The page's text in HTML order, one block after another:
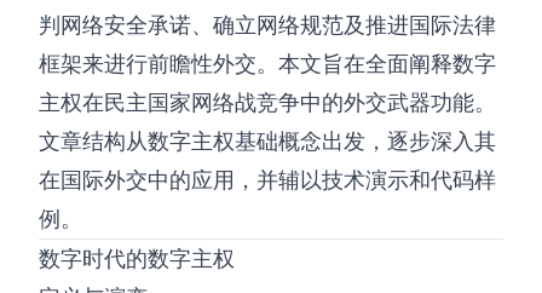
判网络安全承诺、确立网络规范及推进国际法律
框架来进行前瞻性外交。本文旨在全面阐释数字
主权在民主国家网络战竞争中的外交武器功能。
文章结构从数字主权基础概念出发，逐步深入其
在国际外交中的应用，并辅以技术演示和代码样
例。
数字时代的数字主权